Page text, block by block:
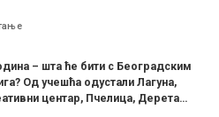
– шта ће бити с Београдским
Од учешћа одустали Лагуна,
центар, Пчелица, Дерета…